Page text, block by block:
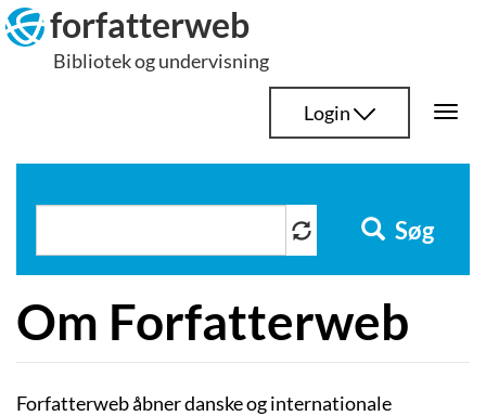
Hop
til
indhold
forfatterweb
Bibliotek og undervisning
Login
Søg
Om Forfatterweb
Forfatterweb åbner danske og internationale